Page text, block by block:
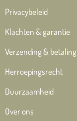
Privacybeleid
Klachten & garantie
Verzending & betaling
Herroepingsrecht
Duurzaamheid
Over ons